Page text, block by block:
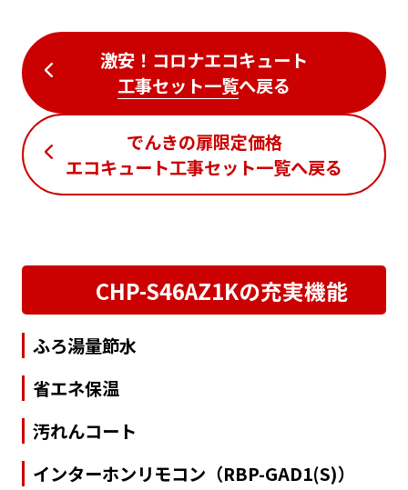
激安！コロナエコキュート
工事セット一覧へ戻る
でんきの扉限定価格
エコキュート工事セット一覧へ戻る
CHP-S46AZ1Kの充実機能
ふろ湯量節水
省エネ保温
汚れんコート
インターホンリモコン（RBP-GAD1(S)）